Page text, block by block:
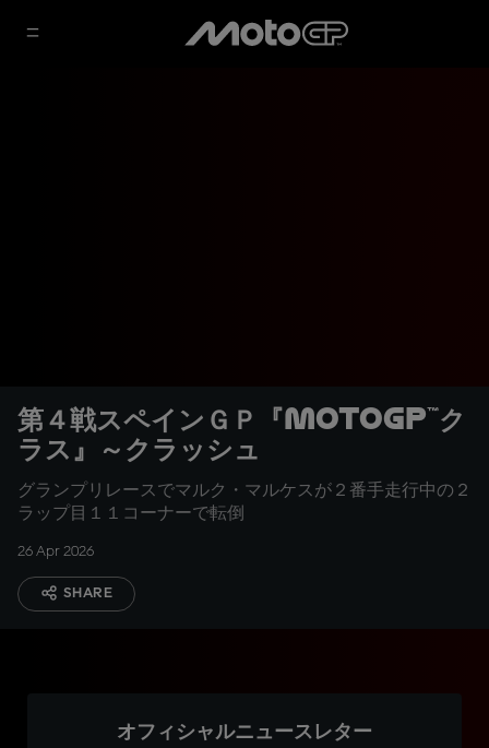
第４戦スペインＧＰ『MotoGP™ク
ラス』～クラッシュ
グランプリレースでマルク・マルケスが２番手走行中の２
ラップ目１１コーナーで転倒
26 Apr 2026
SHARE
オフィシャルニュースレター